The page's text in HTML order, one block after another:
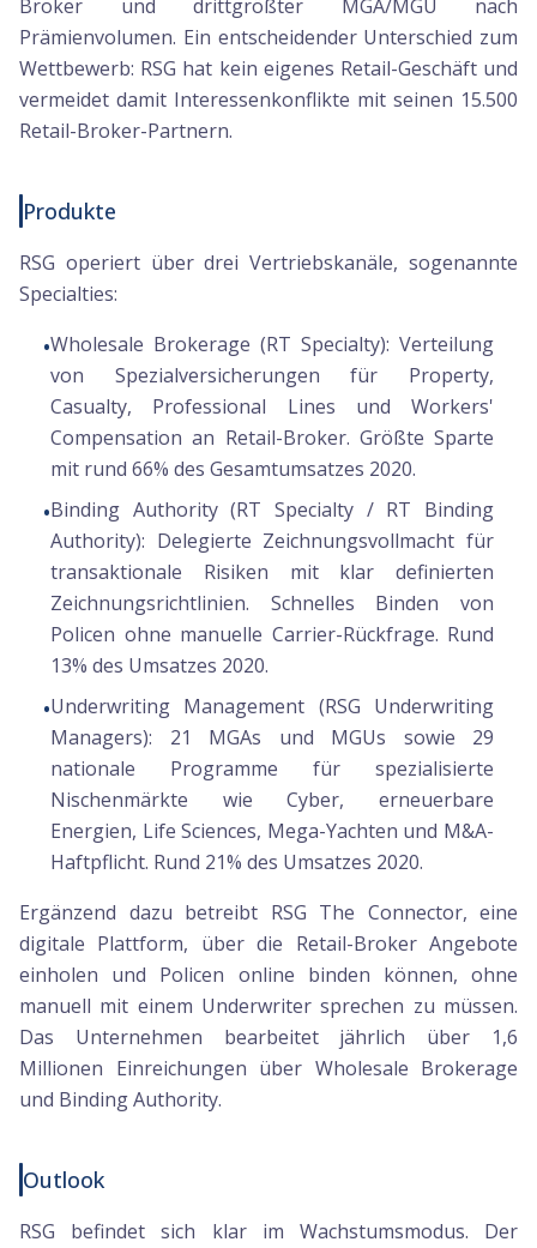
Broker und drittgrößter MGA/MGU nach
Prämienvolumen. Ein entscheidender Unterschied zum
Wettbewerb: RSG hat kein eigenes Retail-Geschäft und
vermeidet damit Interessenkonflikte mit seinen 15.500
Retail-Broker-Partnern.
Produkte
RSG operiert über drei Vertriebskanäle, sogenannte
Specialties:
•Wholesale Brokerage (RT Specialty): Verteilung
von Spezialversicherungen für Property,
Casualty, Professional Lines und Workers'
Compensation an Retail-Broker. Größte Sparte
mit rund 66% des Gesamtumsatzes 2020.
•Binding Authority (RT Specialty / RT Binding
Authority): Delegierte Zeichnungsvollmacht für
transaktionale Risiken mit klar definierten
Zeichnungsrichtlinien. Schnelles Binden von
Policen ohne manuelle Carrier-Rückfrage. Rund
13% des Umsatzes 2020.
•Underwriting Management (RSG Underwriting
Managers): 21 MGAs und MGUs sowie 29
nationale Programme für spezialisierte
Nischenmärkte wie Cyber, erneuerbare
Energien, Life Sciences, Mega-Yachten und M&A-
Haftpflicht. Rund 21% des Umsatzes 2020.
Ergänzend dazu betreibt RSG The Connector, eine
digitale Plattform, über die Retail-Broker Angebote
einholen und Policen online binden können, ohne
manuell mit einem Underwriter sprechen zu müssen.
Das Unternehmen bearbeitet jährlich über 1,6
Millionen Einreichungen über Wholesale Brokerage
und Binding Authority.
Outlook
RSG befindet sich klar im Wachstumsmodus. Der